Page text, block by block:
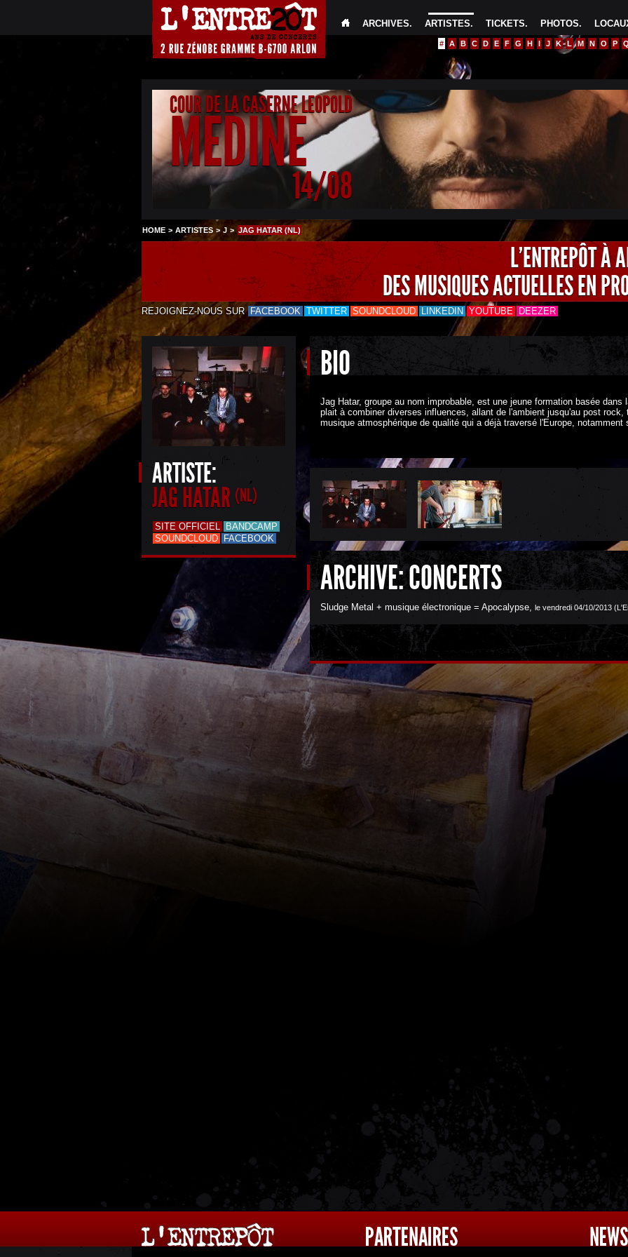
PHOTOS.
TICKETS.
ARTISTES.
ARCHIVES.
# A B C D E F G H I J K L M N O P
COUR DE LA CASERNE LEOPOLD
MEDINE
14/08
HOME > ARTISTES > J > JAG HATAR (NL)
L'ENTREPÔT À
DES MUSIQUES ACTUELLES EN
REJOIGNEZ-NOUS SUR FACEBOOK TWITTER SOUNDCLOUD LINKEDIN YOUTUBE DEEZER
ARTISTE:
JAG HATAR (NL)
SITE OFFICIEL
BANDCAMP
SOUNDCLOUD
FACEBOOK
BIO
Jag Hatar, groupe au nom improbable, est une jeune formation basée
plait à combiner diverses influences, allant de l'ambient jusqu'au post
musique atmosphérique de qualité qui a déjà traversé l'Europe, notamment
ARCHIVE: CONCERTS
Sludge Metal + musique électronique = Apocalypse, le vendredi 04/10/2013